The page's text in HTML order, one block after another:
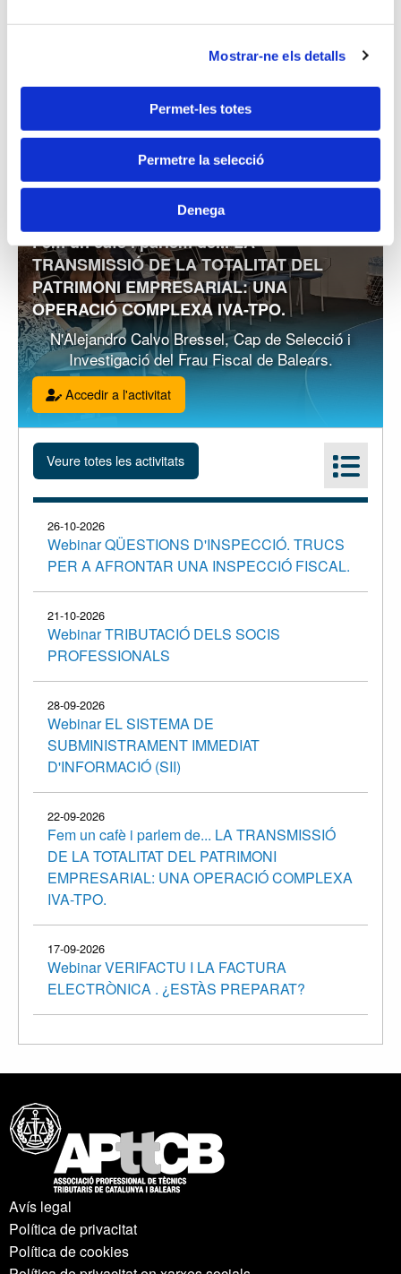
Mostrar-ne els detalls
Permet-les totes
Permetre la selecció
Denega
22-09-2026 - Fem un cafè i parlem de...
Fem un cafè i parlem de... LA
TRANSMISSIÓ DE LA TOTALITAT DEL
PATRIMONI EMPRESARIAL: UNA
OPERACIÓ COMPLEXA IVA-TPO.
N'Alejandro Calvo Bressel, Cap de Selecció i
Investigació del Frau Fiscal de Balears.
Accedir a l'activitat
26-10-2026
Webinar QÜESTIONS D'INSPECCIÓ. TRUCS
PER A AFRONTAR UNA INSPECCIÓ FISCAL.
21-10-2026
Webinar TRIBUTACIÓ DELS SOCIS
PROFESSIONALS
28-09-2026
Webinar EL SISTEMA DE
SUBMINISTRAMENT IMMEDIAT
D'INFORMACIÓ (SII)
22-09-2026
Fem un cafè i parlem de... LA TRANSMISSIÓ
DE LA TOTALITAT DEL PATRIMONI
EMPRESARIAL: UNA OPERACIÓ COMPLEXA
IVA-TPO.
17-09-2026
Webinar VERIFACTU I LA FACTURA
ELECTRÒNICA . ¿ESTÀS PREPARAT?
Avís legal
Política de privacitat
Política de cookies